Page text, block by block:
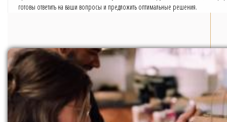
готовы ответить на ваши вопросы и предложить оптимальные решения.